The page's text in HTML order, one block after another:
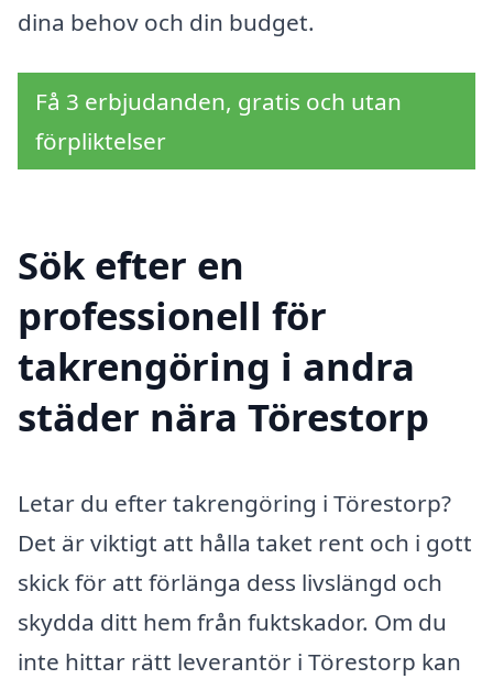
dina behov och din budget.
Få 3 erbjudanden, gratis och utan
förpliktelser
Sök efter en
professionell för
takrengöring i andra
städer nära Törestorp
Letar du efter takrengöring i Törestorp?
Det är viktigt att hålla taket rent och i gott
skick för att förlänga dess livslängd och
skydda ditt hem från fuktskador. Om du
inte hittar rätt leverantör i Törestorp kan